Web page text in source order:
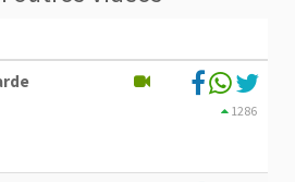
1286